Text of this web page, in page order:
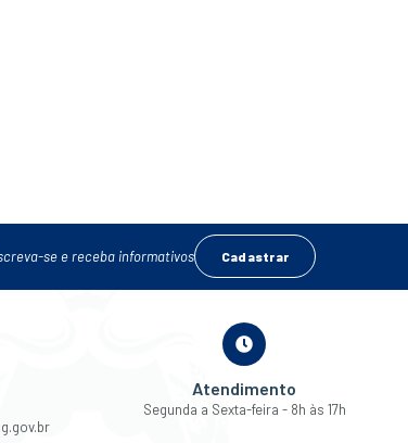
se e receba informativos Cadastrar
Atendimento
Segunda a Sexta-feira - 8h às 17h